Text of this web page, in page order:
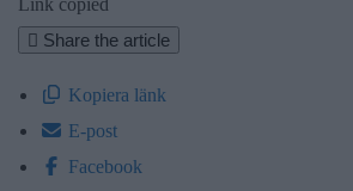
Link copied
Share the article
Kopiera länk
E-post
Facebook